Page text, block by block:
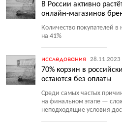
В России активно
онлайн-магазинов
Количество покупателей в
на 41%
исследования 28.11.2023
70% корзин в
остаются без оплаты
Среди самых частых
на финальном этапе —
неподходящие условия